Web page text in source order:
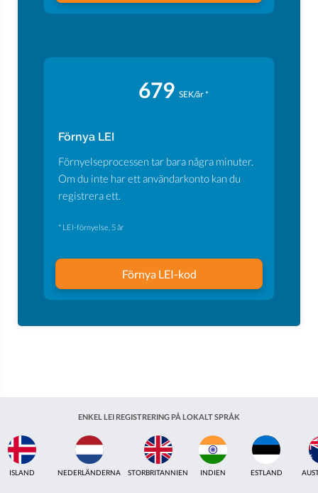
679 SEK/år *
Förnya LEI
Förnyelseprocessen tar bara några minuter.
Om du inte har ett användarkonto kan du
registrera ett.
* LEI-förnyelse, 5 år
Förnya LEI-kod
ENKEL LEI REGISTRERING PÅ LOKALT SPRÅK
ISLAND NEDERLÄNDERNA STORBRITANNIEN INDIEN ESTLAND